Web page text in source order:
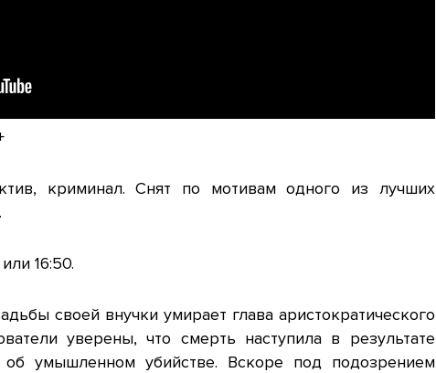
криминал. Снят по мотивам одного из лучших
16:50.
своей внучки умирает глава аристократического
уверены, что смерть наступила в результате
об умышленном убийстве. Вскоре под подозрением